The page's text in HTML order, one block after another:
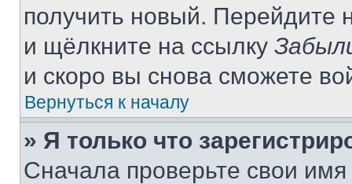
получить новый. Перейдите
и щёлкните на ссылку
и скоро вы снова сможете
Вернуться к началу
» Я только что
Сначала проверьте свои